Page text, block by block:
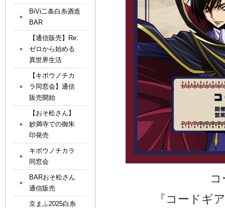
『コードギ
BiVi二条白糸酒造
BAR
【通信販売】Re:
ゼロから始める
異世界生活
【キボウノチカ
ラ同窓会】通信
販売開始
【おそ松さん】
妙満寺での御朱
印発売
キボウノチカラ
同窓会
BARおそ松さん
通信販売
京まふ2025白糸